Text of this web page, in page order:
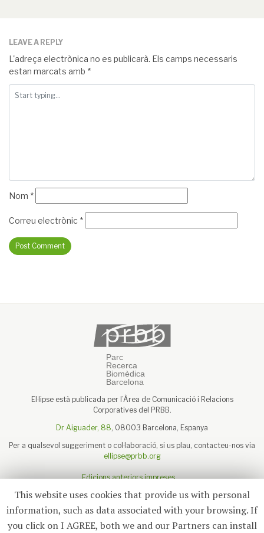
LEAVE A REPLY
L'adreça electrònica no es publicarà. Els camps necessaris
estan marcats amb *
Nom *
Correu electrònic *
El·lipse està publicada per l’Àrea de Comunicació i Relacions
Corporatives del PRBB.
Dr Aiguader, 88, 08003 Barcelona, Espanya
Per a qualsevol suggeriment o col·laboració, si us plau, contacteu-nos via
ellipse@prbb.org
Edicions anteriors impreses
Sobre el PRBB
Avís legal
This website uses cookies that provide us with personal
information, such as data associated with your browsing. If
you click on I AGREE, both we and our Partners can install